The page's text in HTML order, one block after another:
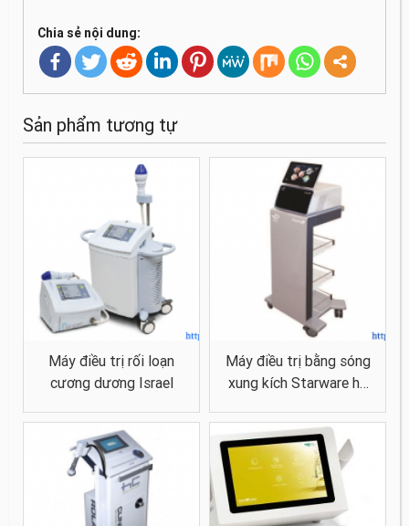
Chia sẻ nội dung:
Sản phẩm tương tự
Máy điều trị rối loạn
cương dương Israel
Máy điều trị bằng sóng
xung kích Starware hỗ